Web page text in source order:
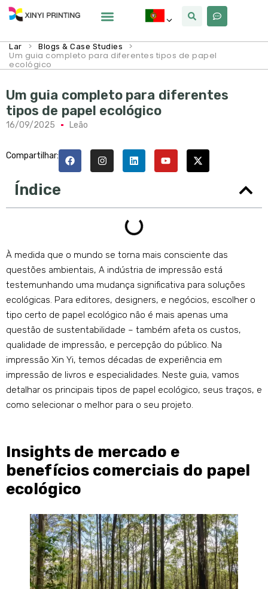
Lar > Blogs & Case Studies >
Um guia completo para diferentes tipos de papel
ecológico
Um guia completo para diferentes
tipos de papel ecológico
16/09/2025 Leão
Compartilhar:
Índice
À medida que o mundo se torna mais consciente das
questões ambientais, A indústria de impressão está
testemunhando uma mudança significativa para soluções
ecológicas. Para editores, designers, e negócios, escolher o
tipo certo de papel ecológico não é mais apenas uma
questão de sustentabilidade – também afeta os custos,
qualidade de impressão, e percepção do público. Na
impressão Xin Yi, temos décadas de experiência em
impressão de livros e especialidades. Neste guia, vamos
detalhar os principais tipos de papel ecológico, seus traços, e
como selecionar o melhor para o seu projeto.
Insights de mercado e
benefícios comerciais do papel
ecológico